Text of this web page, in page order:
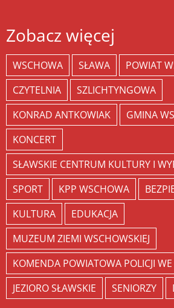
Zobacz więcej
WSCHOWA SŁAWA
POWIAT
CZYTELNIA
SZLICHTYNGOWA
KONRAD ANTKOWIAK
GMINA
KONCERT
SŁAWSKIE CENTRUM KULTURY I
SPORT
KPP WSCHOWA
KULTURA
EDUKACJA
MUZEUM ZIEMI WSCHOWSKIEJ
KOMENDA POWIATOWA POLICJI
JEZIORO SŁAWSKIE
SENIORZY